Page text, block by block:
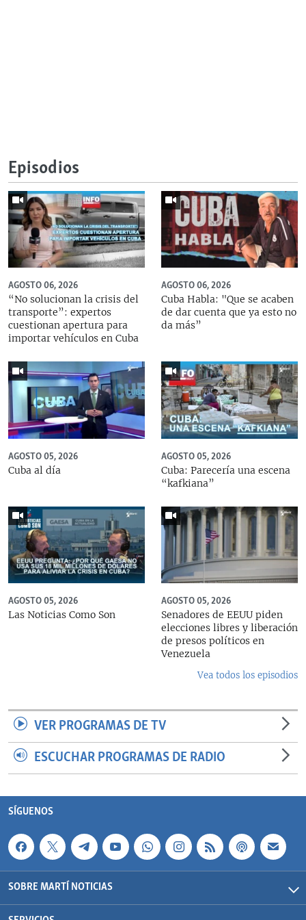
Episodios
AGOSTO 06, 2026
“No solucionan la crisis del
transporte”: expertos
cuestionan apertura para
importar vehículos en Cuba
AGOSTO 06, 2026
Cuba Habla: "Que se acaben
de dar cuenta que ya esto no
da más”
AGOSTO 05, 2026
Cuba al día
AGOSTO 05, 2026
Cuba: Parecería una escena
“kafkiana”
AGOSTO 05, 2026
Las Noticias Como Son
AGOSTO 05, 2026
Senadores de EEUU piden
elecciones libres y liberación
de presos políticos en
Venezuela
Vea todos los episodios
VER PROGRAMAS DE TV
ESCUCHAR PROGRAMAS DE RADIO
SÍGUENOS
SOBRE MARTÍ NOTICIAS